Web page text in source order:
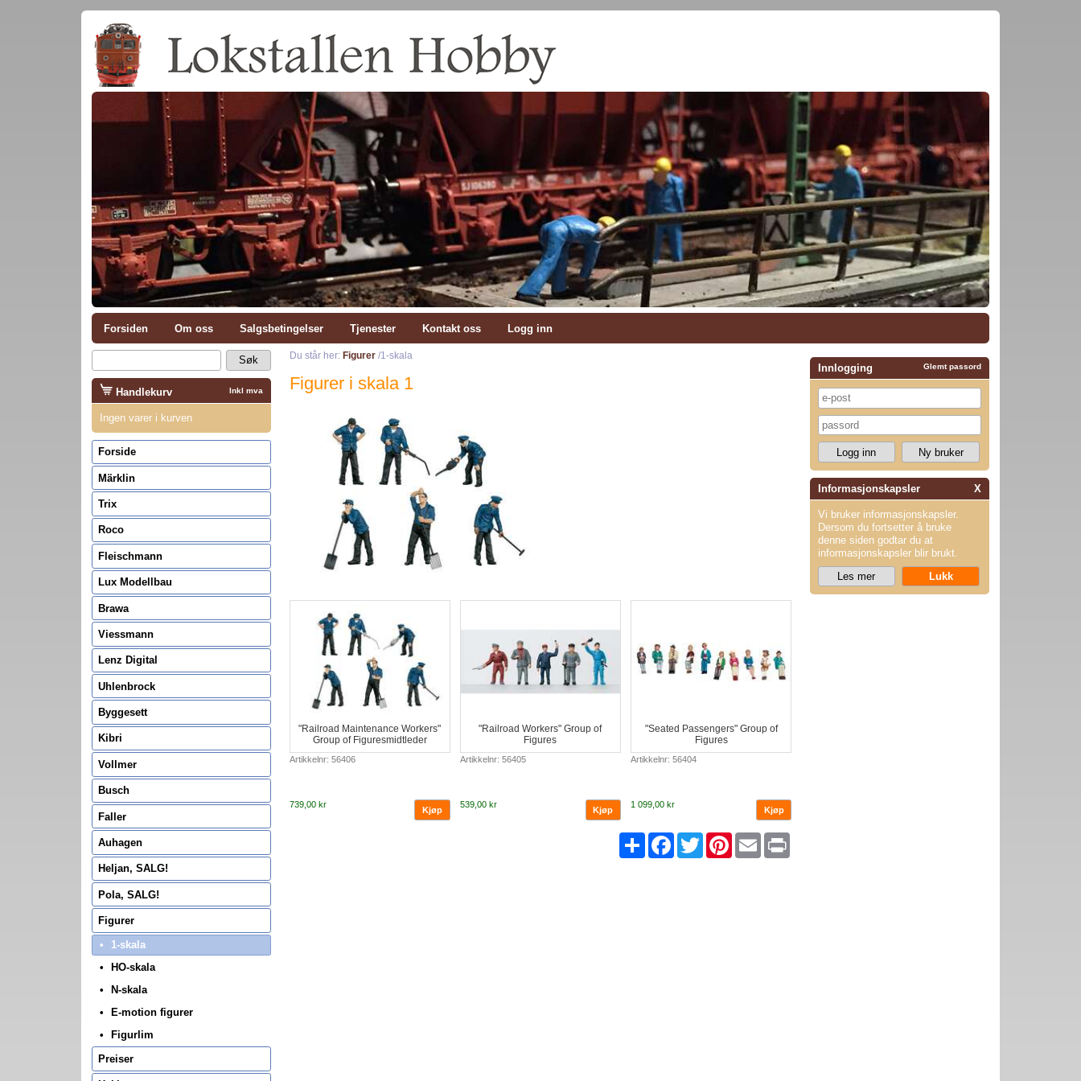
Forsiden Om oss Salgsbetingelser Tjenester Kontakt oss Logg inn
Du står her: Figurer /1-skala
Figurer i skala 1
"Railroad Maintenance Workers"
Group of Figuresmidtleder
Artikkelnr: 56406
739,00 kr
"Railroad Workers" Group of
Figures
Artikkelnr: 56405
539,00 kr
"Seated Passengers" Group of
Figures
Artikkelnr: 56404
1 099,00 kr
Share Facebook
TwitterPinterest
Email
Inkl mva
Handlekurv
Ingen varer i kurven
Forside
Märklin
Trix
Roco
Fleischmann
Lux Modellbau
Brawa
Viessmann
Lenz Digital
Uhlenbrock
Byggesett
Kibri
Vollmer
Busch
Faller
Auhagen
Heljan, SALG!
Pola, SALG!
Figurer
1-skala
HO-skala
N-skala
E-motion figurer
Figurlim
Preiser
Glemt passord
Innlogging
Informasjonskapsler X
Vi bruker informasjonskapsler.
Dersom du fortsetter å bruke
denne siden godtar du at
informasjonskapsler blir brukt.